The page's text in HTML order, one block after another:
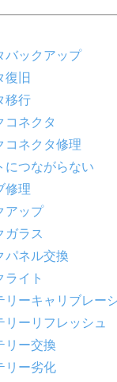
バックアップ
復旧
移行
コネクタ
コネクタ修理
につながらない
修理
アップ
ガラス
パネル交換
ライト
リーキャリブレー
リーリフレッシュ
リー交換
リー劣化